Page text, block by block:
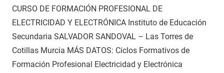
CURSO DE FORMACIÓN PROFESIONAL DE
ELECTRICIDAD Y ELECTRÓNICA Instituto de Educación
Secundaria SALVADOR SANDOVAL – Las Torres de
Cotillas Murcia MÁS DATOS: Ciclos Formativos de
Formación Profesional Electricidad y Electrónica